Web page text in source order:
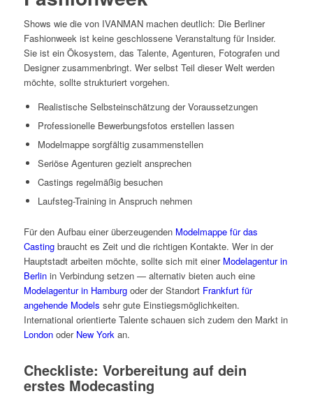
Shows wie die von IVANMAN machen deutlich: Die Berliner
Fashionweek ist keine geschlossene Veranstaltung für Insider.
Sie ist ein Ökosystem, das Talente, Agenturen, Fotografen und
Designer zusammenbringt. Wer selbst Teil dieser Welt werden
möchte, sollte strukturiert vorgehen.
Realistische Selbsteinschätzung der Voraussetzungen
Professionelle Bewerbungsfotos erstellen lassen
Modelmappe sorgfältig zusammenstellen
Seriöse Agenturen gezielt ansprechen
Castings regelmäßig besuchen
Laufsteg-Training in Anspruch nehmen
Für den Aufbau einer überzeugenden Modelmappe für das
Castingbraucht es Zeit und die richtigen Kontakte. Wer in der
Hauptstadt arbeiten möchte, sollte sich mit einer Modelagentur in
Berlinin Verbindung setzen — alternativ bieten auch eine
Modelagentur in Hamburgoder der Standort Frankfurt für
angehende Models sehr gute Einstiegsmöglichkeiten.
International orientierte Talente schauen sich zudem den Markt in
Londonoder New Yorkan.
Checkliste: Vorbereitung auf dein
erstes Modecasting